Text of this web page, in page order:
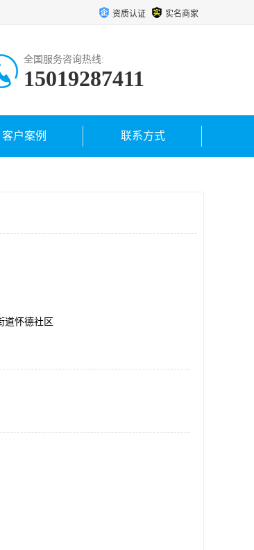
资质认证 实名商家
全国服务咨询热线:
15019287411
客户案例 联系方式
道怀德社区